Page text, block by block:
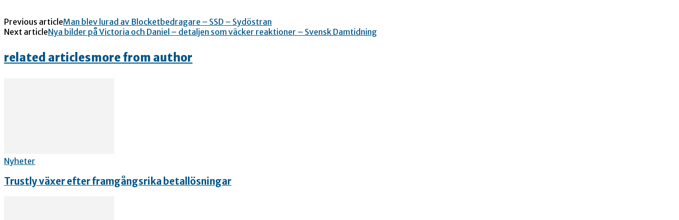
Previous articleMan blev lurad av Blocketbedragare – SSD – Sydöstran
Next articleNya bilder på Victoria och Daniel – detaljen som väcker reaktioner – Svensk Damtidning
related articlesmore from author
Nyheter
Trustly växer efter framgångsrika betallösningar